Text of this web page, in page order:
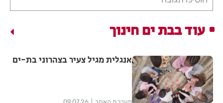
עוד בבת ים חינוך
אנגלית מגיל צעיר בצהרוני בת-ים